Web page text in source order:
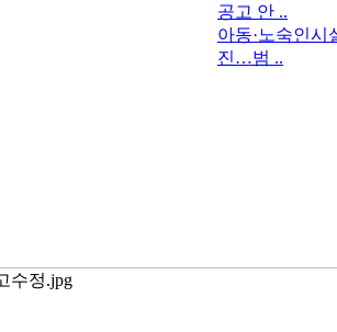
공고 안 ..
아동·노숙인시
진…범 ..